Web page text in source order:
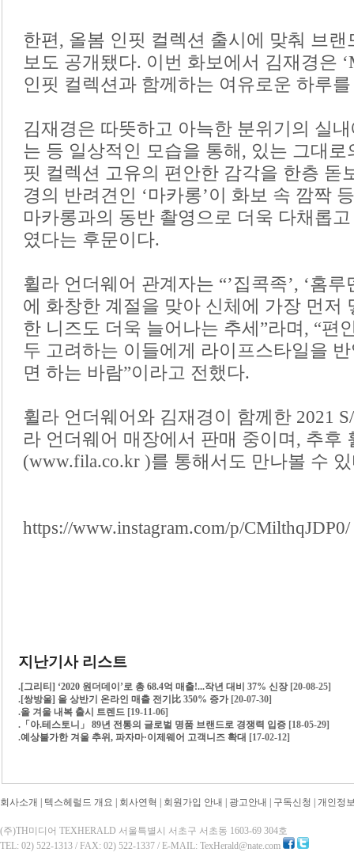
한편, 올봄 인핏 컬렉션 출시에 맞춰 브
보도 공개됐다. 이번 화보에서 김재경은
인핏 컬렉션과 함께하는 여유로운 하루
김재경은 따뜻하고 아늑한 분위기의 실
는 등 일상적인 모습을 통해, 있는 그대
핏 컬렉션 고유의 편안한 감각을 한층 돋
경의 반려견인 ‘마카롱’이 화보 속 깜짝
마카롱과의 동반 촬영으로 더욱 다채롭
였다는 후문이다.
휠라 언더웨어 관계자는 “’집콕족’, ‘홈
에 화창한 계절을 맞아 신체에 가장 먼저
한 니즈도 더욱 늘어나는 추세”라며, “편
두 고려하는 이들에게 라이프스타일을
면 하는 바람”이라고 전했다.
휠라 언더웨어와 김재경이 함께한 2021
라 언더웨어 매장에서 판매 중이며, 추후
(www.fila.co.kr )를 통해서도 만나볼 수
https://www.instagram.com/p/CMilthqJDP0/
지난기사 리스트
.[그리티] ‘2020 원더데이’로 총 68.4억 매출!...작년 대비 37% 신장 [20-08-25]
.[쌍방울] 올 상반기 온라인 매출 전기比 350% 증가 [20-07-30]
.올 겨울 내복 출시 트렌드 [19-11-06]
. 「아.테스토니」 89년 전통의 글로벌 명품 브랜드로 경쟁력 입증 [18-05-29]
.예상불가한 겨울 추위, 파자마·이제웨어 고객니즈 확대 [17-02-12]
회사소개 텍스헤럴드 개요 회사연혁 회원가입 안내 광고안내 구독신청 개인정
(주)TH미디어 TEXHERALD 서울특별시 서초구 서초동 1603-69 304호
TEL: 02) 522-1313 / FAX: 02) 522-1337 / E-MAIL: TexHerald@nate.com